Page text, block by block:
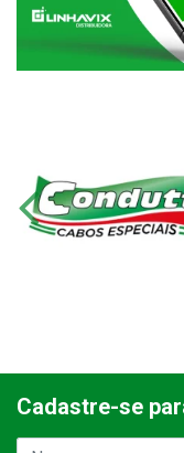
Cadastre-se